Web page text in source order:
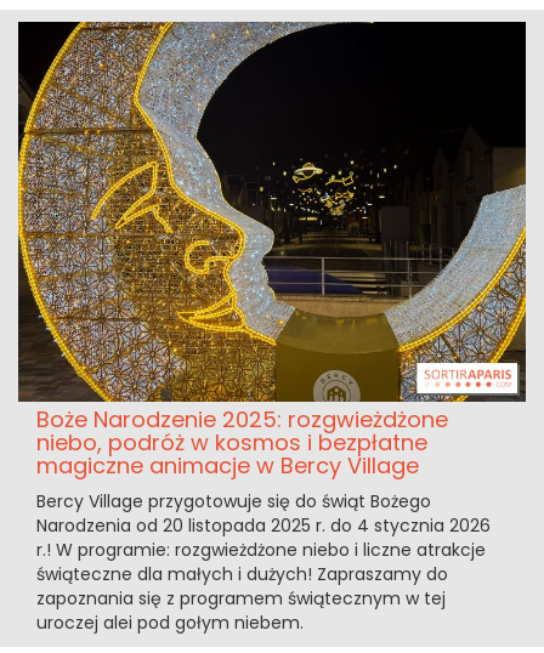
Boże Narodzenie 2025: rozgwieżdżone
niebo, podróż w kosmos i bezpłatne
magiczne animacje w Bercy Village
Bercy Village przygotowuje się do świąt Bożego
Narodzenia od 20 listopada 2025 r. do 4 stycznia 2026
r.! W programie: rozgwieżdżone niebo i liczne atrakcje
świąteczne dla małych i dużych! Zapraszamy do
zapoznania się z programem świątecznym w tej
uroczej alei pod gołym niebem.